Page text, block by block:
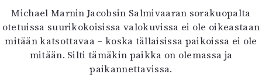
Michael Marnin Jacobsin Salmivaaran sorakuopalta
otetuissa suurikokoisissa valokuvissa ei ole oikeastaan
mitään katsottavaa – koska tällaisissa paikoissa ei ole
mitään. Silti tämäkin paikka on olemassa ja
paikannettavissa.